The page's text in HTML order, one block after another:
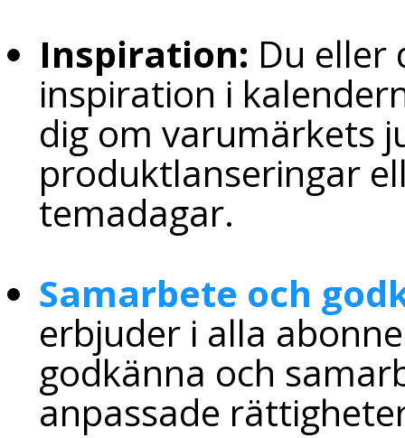
Inspiration: Du eller
inspiration i
dig om varumärkets
produktlanseringar
temadagar.
Samarbete och
erbjuder i alla
godkänna och
anpassade